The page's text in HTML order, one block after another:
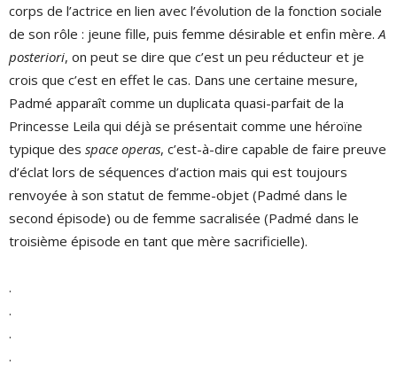
corps de l’actrice en lien avec l’évolution de la fonction sociale
de son rôle : jeune fille, puis femme désirable et enfin mère. A
posteriori, on peut se dire que c’est un peu réducteur et je
crois que c’est en effet le cas. Dans une certaine mesure,
Padmé apparaît comme un duplicata quasi-parfait de la
Princesse Leila qui déjà se présentait comme une héroïne
typique des space operas, c’est-à-dire capable de faire preuve
d’éclat lors de séquences d’action mais qui est toujours
renvoyée à son statut de femme-objet (Padmé dans le
second épisode) ou de femme sacralisée (Padmé dans le
troisième épisode en tant que mère sacrificielle).
.
.
.
.